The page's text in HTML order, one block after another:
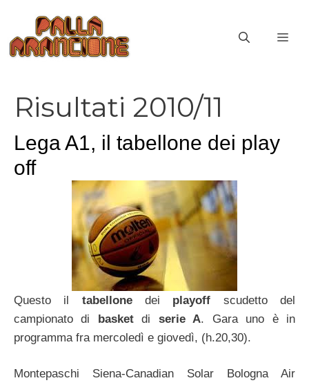
contenuto
Risultati 2010/11
Lega A1, il tabellone dei play
off
Questo il tabellonedei playoff scudetto del
campionato di basketdi serie A. Gara uno è in
programma fra mercoledì e giovedì, (h.20,30).
Montepaschi Siena-Canadian Solar Bologna Air